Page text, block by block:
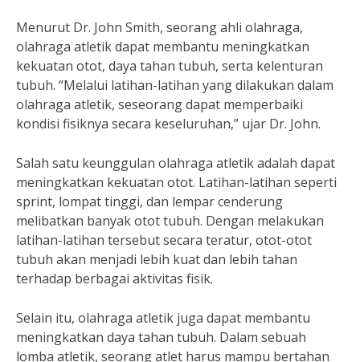
Menurut Dr. John Smith, seorang ahli olahraga,
olahraga atletik dapat membantu meningkatkan
kekuatan otot, daya tahan tubuh, serta kelenturan
tubuh. “Melalui latihan-latihan yang dilakukan dalam
olahraga atletik, seseorang dapat memperbaiki
kondisi fisiknya secara keseluruhan,” ujar Dr. John.
Salah satu keunggulan olahraga atletik adalah dapat
meningkatkan kekuatan otot. Latihan-latihan seperti
sprint, lompat tinggi, dan lempar cenderung
melibatkan banyak otot tubuh. Dengan melakukan
latihan-latihan tersebut secara teratur, otot-otot
tubuh akan menjadi lebih kuat dan lebih tahan
terhadap berbagai aktivitas fisik.
Selain itu, olahraga atletik juga dapat membantu
meningkatkan daya tahan tubuh. Dalam sebuah
lomba atletik, seorang atlet harus mampu bertahan